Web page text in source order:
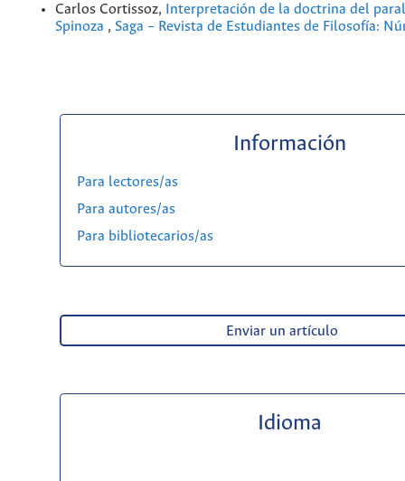
Carlos Cortissoz,
Interpretación de la doctrina del
Spinoza , Saga – Revista de Estudiantes de Filosofía:
Información
Para lectores/as
Para autores/as
Para bibliotecarios/as
Enviar un artículo
Idioma